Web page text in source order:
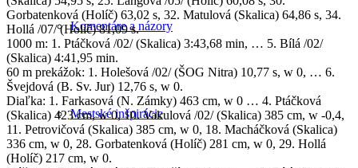
Komentáre a názory
Mestské inšpirácie
Gorbatenková (Holíč) 63,02 s, 32. Matulová (Skalica) 64,86 s, 34.
Hollá /07/ (Holíč) 81,09 s.
1000 m: 1. Ptáčková /02/ (Skalica) 3:43,68 min, … 5. Bílá /02/
(Skalica) 4:41,95 min.
60 m prekážok: 1. Holešová /02/ (ŠOG Nitra) 10,77 s, w 0, … 6.
Švejdová (B. Sv. Jur) 12,76 s, w 0.
Diaľka: 1. Farkasová (N. Zámky) 463 cm, w 0 … 4. Ptáčková
(Skalica) 423 cm, w 0, 10. Vakulová /02/ (Skalica) 385 cm, w -0,4,
11. Petrovičová (Skalica) 385 cm, w 0, 18. Macháčková (Skalica)
336 cm, w 0, 28. Gorbatenková (Holíč) 281 cm, w 0, 29. Hollá
(Holíč) 217 cm, w 0.